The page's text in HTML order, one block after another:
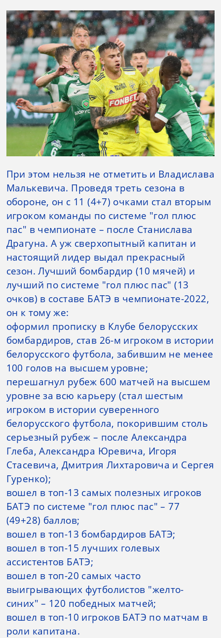
При этом нельзя не отметить и Владислава
Малькевича. Проведя треть сезона в
обороне, он с 11 (4+7) очками стал вторым
игроком команды по системе "гол плюс
пас" в чемпионате – после Станислава
Драгуна. А уж сверхопытный капитан и
настоящий лидер выдал прекрасный
сезон. Лучший бомбардир (10 мячей) и
лучший по системе "гол плюс пас" (13
очков) в составе БАТЭ в чемпионате-2022,
он к тому же:
оформил прописку в Клубе белорусских
бомбардиров, став 26-м игроком в истории
белорусского футбола, забившим не менее
100 голов на высшем уровне;
перешагнул рубеж 600 матчей на высшем
уровне за всю карьеру (стал шестым
игроком в истории суверенного
белорусского футбола, покорившим столь
серьезный рубеж – после Александра
Глеба, Александра Юревича, Игоря
Стасевича, Дмитрия Лихтаровича и Сергея
Гуренко);
вошел в топ-13 самых полезных игроков
БАТЭ по системе "гол плюс пас" – 77
(49+28) баллов;
вошел в топ-13 бомбардиров БАТЭ;
вошел в топ-15 лучших голевых
ассистентов БАТЭ;
вошел в топ-20 самых часто
выигрывающих футболистов "желто-
синих" – 120 победных матчей;
вошел в топ-10 игроков БАТЭ по матчам в
роли капитана.